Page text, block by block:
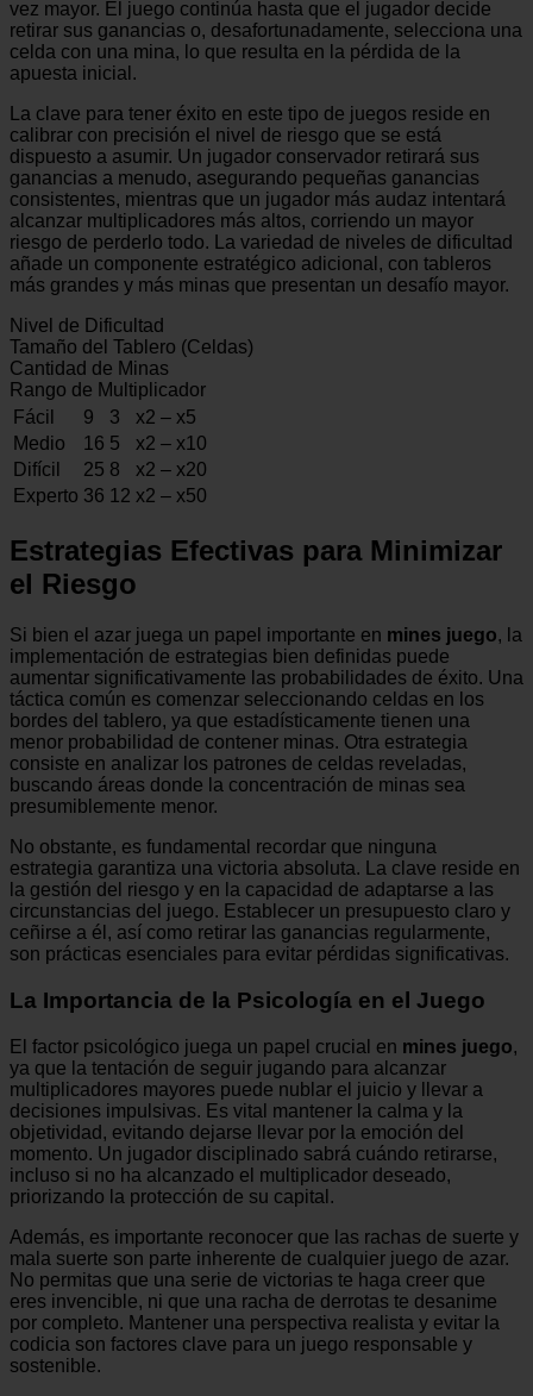
vez mayor. El juego continúa hasta que el jugador decide
retirar sus ganancias o, desafortunadamente, selecciona una
celda con una mina, lo que resulta en la pérdida de la
apuesta inicial.
La clave para tener éxito en este tipo de juegos reside en
calibrar con precisión el nivel de riesgo que se está
dispuesto a asumir. Un jugador conservador retirará sus
ganancias a menudo, asegurando pequeñas ganancias
consistentes, mientras que un jugador más audaz intentará
alcanzar multiplicadores más altos, corriendo un mayor
riesgo de perderlo todo. La variedad de niveles de dificultad
añade un componente estratégico adicional, con tableros
más grandes y más minas que presentan un desafío mayor.
Nivel de Dificultad
Tamaño del Tablero (Celdas)
Cantidad de Minas
Rango de Multiplicador
Fácil
9 3
x2 – x5
Medio
16 5
x2 – x10
Difícil
25 8
x2 – x20
Experto 36 12 x2 – x50
Estrategias Efectivas para Minimizar
el Riesgo
Si bien el azar juega un papel importante en mines juego, la
implementación de estrategias bien definidas puede
aumentar significativamente las probabilidades de éxito. Una
táctica común es comenzar seleccionando celdas en los
bordes del tablero, ya que estadísticamente tienen una
menor probabilidad de contener minas. Otra estrategia
consiste en analizar los patrones de celdas reveladas,
buscando áreas donde la concentración de minas sea
presumiblemente menor.
No obstante, es fundamental recordar que ninguna
estrategia garantiza una victoria absoluta. La clave reside en
la gestión del riesgo y en la capacidad de adaptarse a las
circunstancias del juego. Establecer un presupuesto claro y
ceñirse a él, así como retirar las ganancias regularmente,
son prácticas esenciales para evitar pérdidas significativas.
La Importancia de la Psicología en el Juego
El factor psicológico juega un papel crucial en mines juego,
ya que la tentación de seguir jugando para alcanzar
multiplicadores mayores puede nublar el juicio y llevar a
decisiones impulsivas. Es vital mantener la calma y la
objetividad, evitando dejarse llevar por la emoción del
momento. Un jugador disciplinado sabrá cuándo retirarse,
incluso si no ha alcanzado el multiplicador deseado,
priorizando la protección de su capital.
Además, es importante reconocer que las rachas de suerte y
mala suerte son parte inherente de cualquier juego de azar.
No permitas que una serie de victorias te haga creer que
eres invencible, ni que una racha de derrotas te desanime
por completo. Mantener una perspectiva realista y evitar la
codicia son factores clave para un juego responsable y
sostenible.